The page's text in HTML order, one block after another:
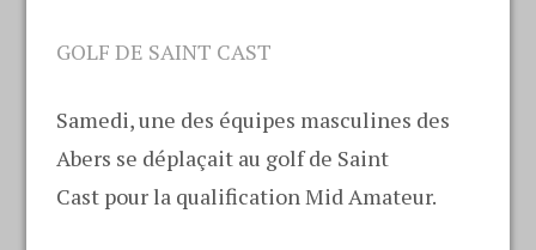
GOLF DE SAINT CAST
Samedi, une des équipes masculines des
Abers se déplaçait au golf de Saint
Cast pour la qualification Mid Amateur.